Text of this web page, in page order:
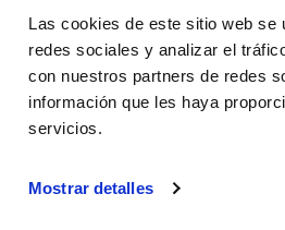
Las cookies de este sitio web se
redes sociales y analizar el
con nuestros partners de redes
información que les haya
servicios.
Mostrar detalles